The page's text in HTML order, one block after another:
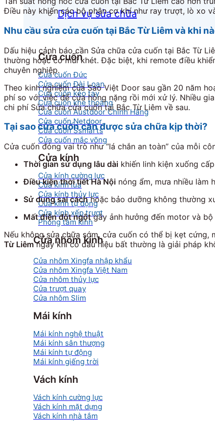
Dịch vụ sửa chữa
Cửa cuốn
Cửa cuốn Đức
Cửa cuốn Đài Loan
Cửa cuốn kéo tay
Cửa cuốn khe thoáng
Cửa cuốn Austdoor Chính Hãng
Cửa cuốn Netdoor
Cửa cuốn Ssmarts
Cửa cuốn mắc võng
Cửa kính
Cửa kính cường lực
Cửa kính lùa
Cửa kính thủy lực
Cửa kính tự động
Cửa kính xếp trượt
Phòng tắm kính
Cửa nhôm kính
Cửa nhôm Xingfa nhập khẩu
Cửa nhôm Xingfa Việt Nam
Cửa nhôm thủy lực
Cửa trượt quay
Cửa nhôm Slim
Mái kính
Mái kính nghệ thuật
Mái kính sân thượng
Mái kính tự động
Mái kính giếng trời
Vách kính
Vách kính cường lực
Vách kính mặt dựng
Vách kính nhà tắm
Điều này khiến các bộ phận cơ khí như ray trượt, lò xo
Nhu cầu sửa cửa cuốn tại Bắc Từ Liêm và khi
Dấu hiệu cảnh báo cần Sửa chữa cửa cuốn tại Bắc Từ
thường hoặc có mùi khét. Đặc biệt, khi remote điều
chuyên nghiệp.
Theo kinh nghiệm của Sao Việt Door sau gần 20 năm
phí so với việc để cửa hỏng nặng rồi mới xử lý. Nhiều
chi phí Sửa chữa cửa cuốn tại Bắc Từ Liêm về sau.
Tại sao cửa cuốn cần được sửa chữa kịp thời?
Cửa cuốn đóng vai trò như “lá chắn an toàn” của mỗi
Thời gian sử dụng lâu dài khiến linh kiện xuống
Điều kiện thời tiết Hà Nội nóng ẩm, mưa nhiều làm
Sử dụng sai cáchhoặc bảo dưỡng không thường
Mất điện đột ngộtgây ảnh hưởng đến motor và bộ
Nếu không sửa chữa sớm, cửa cuốn có thể bị kẹt cứng,
Từ Liêmngay khi có dấu hiệu bất thường là giải pháp